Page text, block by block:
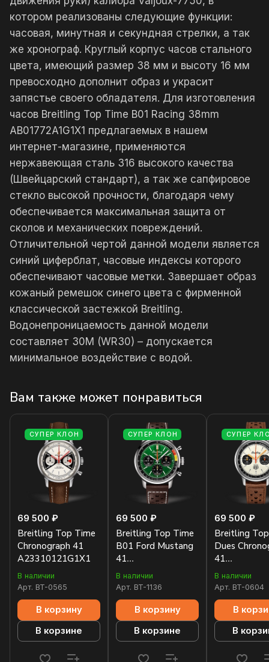
котором реализованы следующие функции:
часовая, минутная и секундная стрелки, а так
же хронограф. Круглый корпус часов стального
цвета, имеющий размер 38 мм и высоту 16 мм
превосходно дополнит образ и украсит
запястье своего обладателя. Для изготовления
часов Breitling Top Time B01 Racing 38mm
AB01772A1G1X1 предлагаемых в нашем
интернет-магазине, применяются
нержавеющая сталь 316 высокого качества
(Швейцарский стандарт), а так же сапфировое
стекло высокой прочности, благодаря чему
обеспечивается максимальная защита от
сколов и механических повреждений.
Отличительной чертой данной модели является
синий циферблат, часовые индексы которого
обеспечивают часовые метки. Завершает образ
кожаный ремешок синего цвета с фирменной
классической застежкой Breitling.
Водонепроницаемость данной модели
составляет 30М (WR30) – допускается
минимальное воздействие с водой.
Вам также может понравиться
СУПЕР КЛОН
69 500 ₽
Breitling Top Time
Chronograph 41
A23310121G1X1
В наличии
Арт. BT-0565
В корзину
В корзине
СУПЕР КЛОН
69 500 ₽
Breitling Top Time
B01 Ford Mustang
41
AB01762A1L1X1
В наличии
Арт. BT-1136
В корзину
В корзине
СУПЕР
69 500 ₽
Breitling
Dues
41
В наличии
Арт. BT-0604
В
В